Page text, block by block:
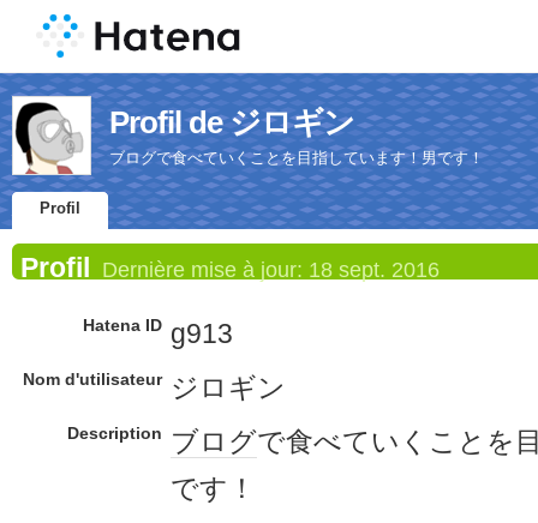
Profil de ジロギン
ブログで食べていくことを目指しています！男です！
Profil
Profil Dernière mise à jour: 18 sept. 2016
Hatena ID g913
Nom d'utilisateur ジロギン
Description ブログで食べていくことを
です！